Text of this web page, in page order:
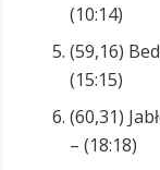
(10:14)
(59,16)
(15:15)
(60,31)
– (18:18)